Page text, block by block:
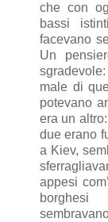
che con
bassi
facevano
Un
male di
potevano
era un
due erano
a Kiev,
appesi
borghesi